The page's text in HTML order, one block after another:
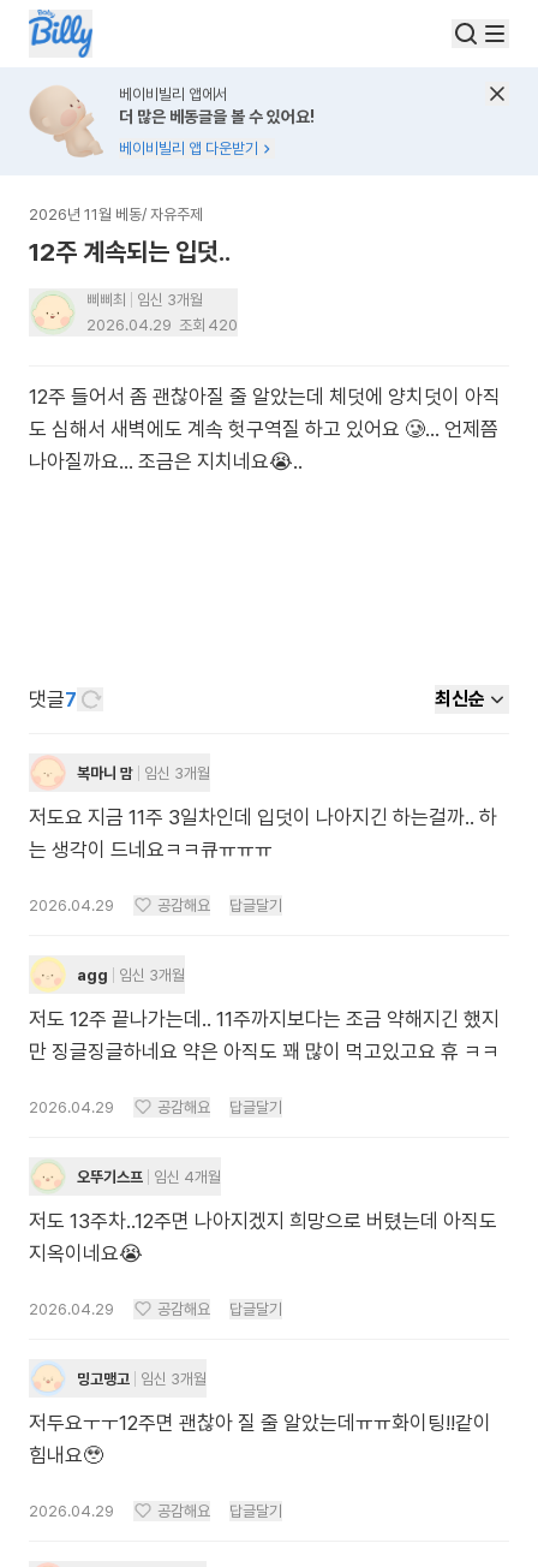
베이비빌리 앱에서
더 많은 베동글을 볼 수 있어요!
베이비빌리 앱 다운받기
2026년 11월 베동/ 자유주제
12주 계속되는 입덧..
삐삐최
임신 3개월
2026.04.29 조회 420
12주 들어서 좀 괜찮아질 줄 알았는데 체덧에 양치덧이 아직
도 심해서 새벽에도 계속 헛구역질 하고 있어요 🥲... 언제쯤
나아질까요... 조금은 지치네요😭..
댓글7 최신순
복마니 맘 임신 3개월
저도요 지금 11주 3일차인데 입덧이 나아지긴 하는걸까.. 하
는 생각이 드네요ㅋㅋ큐ㅠㅠㅠ
2026.04.29 공감해요 답글달기
agg 임신 3개월
저도 12주 끝나가는데.. 11주까지보다는 조금 약해지긴 했지
만 징글징글하네요 약은 아직도 꽤 많이 먹고있고요 휴 ㅋㅋ
2026.04.29 공감해요 답글달기
오뚜기스프 임신 4개월
저도 13주차..12주면 나아지겠지 희망으로 버텼는데 아직도
지옥이네요😭
2026.04.29 공감해요 답글달기
밍고맹고 임신 3개월
저두요ㅜㅜ12주면 괜찮아 질 줄 알았는데ㅠㅠ화이팅!!같이
힘내요🥹
2026.04.29 공감해요 답글달기